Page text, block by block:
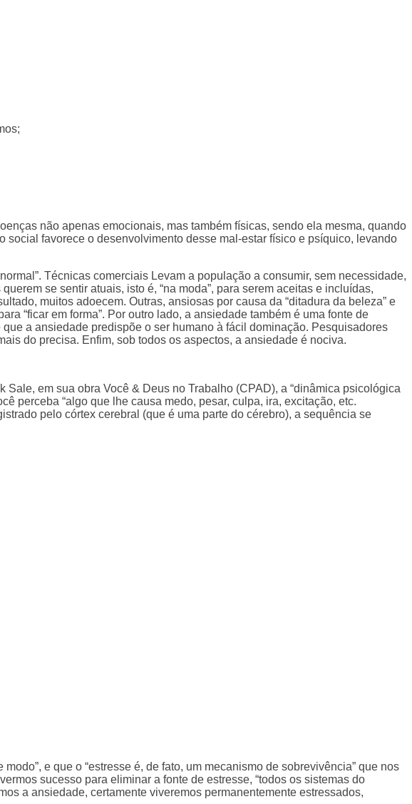
não apenas emocionais, mas também físicas, sendo ela mesma, quando
social favorece o desenvolvimento desse mal-estar físico e psíquico, levando
Técnicas comerciais Levam a população a consumir, sem necessidade,
se sentir atuais, isto é, “na moda”, para serem aceitas e incluídas,
muitos adoecem. Outras, ansiosas por causa da “ditadura da beleza” e
“ficar em forma”. Por outro lado, a ansiedade também é uma fonte de
a ansiedade predispõe o ser humano à fácil dominação. Pesquisadores
do precisa. Enfim, sob todos os aspectos, a ansiedade é nociva.
em sua obra Você & Deus no Trabalho (CPAD), a “dinâmica psicológica
perceba “algo que lhe causa medo, pesar, culpa, ira, excitação, etc.
pelo córtex cerebral (que é uma parte do cérebro), a sequência se
e que o “estresse é, de fato, um mecanismo de sobrevivência” que nos
sucesso para eliminar a fonte de estresse, “todos os sistemas do
a ansiedade, certamente viveremos permanentemente estressados,